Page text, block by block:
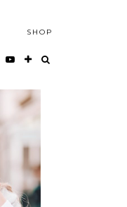
SHOP